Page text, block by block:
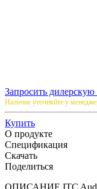
Запросить дилерскую
Наличие уточняйте у
Купить
О продукте
Спецификация
Скачать
Поделиться
ОПИСАНИЕ ITC